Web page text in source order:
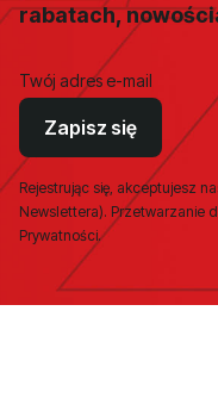
rabatach,
Twój adres e-mail
Zapisz się
Rejestrując się, akceptujesz
Newslettera). Przetwarzanie
Prywatności.